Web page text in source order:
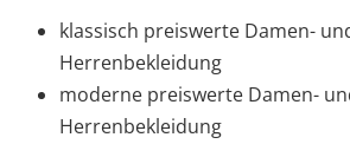
klassisch preiswerte Damen-
Herrenbekleidung
moderne preiswerte Damen-
Herrenbekleidung